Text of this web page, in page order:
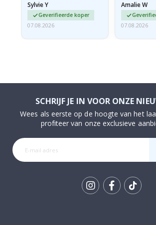
beetje…
Sylvie Y
Geverifieerde koper
07.08.2026
Amalie W
07.08.2026
SCHRIJF JE IN VOOR ONZE
Wees als eerste op de hoogte van het
profiteer van onze exclusieve